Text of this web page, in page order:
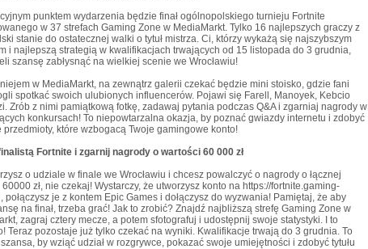
punktem wydarzenia będzie finał ogólnopolskiego turnieju Fortnite
w 37 strefach Gaming Zone w MediaMarkt. Tylko 16 najlepszych graczy z
stanie do ostatecznej walki o tytuł mistrza. Ci, którzy wykażą się najszybszym
i najlepszą strategią w kwalifikacjach trwających od 15 listopada do 3 grudnia,
szansę zabłysnąć na wielkiej scenie we Wrocławiu!
w MediaMarkt, na zewnątrz galerii czekać będzie mini stoisko, gdzie fani
spotkać swoich ulubionych influencerów. Pojawi się Farell, Manoyek, Kebcio
Zrób z nimi pamiątkową fotkę, zadawaj pytania podczas Q&A i zgarniaj nagrody w
konkursach! To niepowtarzalna okazja, by poznać gwiazdy internetu i zdobyć
przedmioty, które wzbogacą Twoje gamingowe konto!
Fortnite i zgarnij nagrody o wartości 60 000 zł
o udziale w finale we Wrocławiu i chcesz powalczyć o nagrody o łącznej
zł, nie czekaj! Wystarczy, że utworzysz konto na https://fortnite.gaming-
połączysz je z kontem Epic Games i dołączysz do wyzwania! Pamiętaj, że aby
na finał, trzeba grać! Jak to zrobić? Znajdź najbliższą strefę Gaming Zone w
zagraj cztery mecze, a potem sfotografuj i udostępnij swoje statystyki. I to
Teraz pozostaje już tylko czekać na wyniki. Kwalifikacje trwają do 3 grudnia. To
by wziąć udział w rozgrywce, pokazać swoje umiejętności i zdobyć tytułu